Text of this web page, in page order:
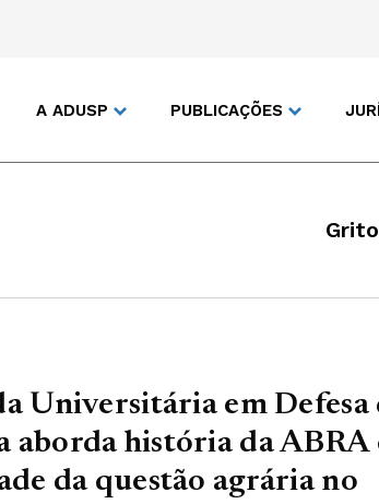
A ADUSP PUBLICAÇÕES
Universitária em Defesa
aborda história da ABRA
da questão agrária no